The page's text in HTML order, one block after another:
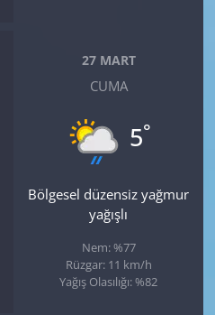
27 MART
CUMA
5°
Bölgesel düzensiz yağmur
yağışlı
Nem: %77
Rüzgar: 11 km/h
Yağış Olasılığı: %82